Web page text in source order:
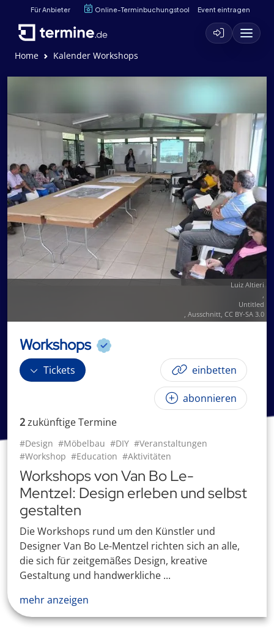
Für Anbieter Online-Terminbuchungstool Event eintragen
Home Kalender Workshops
Luiz Altieri
,
Untitled
, Ausschnitt, CC BY-SA 3.0
Workshops
Tickets einbetten
abonnieren
2zukünftigeTermine
#Design #Möbelbau #DIY #Veranstaltungen
#Workshop #Education #Aktivitäten
Workshops von Van Bo Le-
Mentzel: Design erleben und selbst
gestalten
Die Workshops rund um den Künstler und
Designer Van Bo Le-Mentzel richten sich an alle,
die sich für zeitgemäßes Design, kreative
Gestaltung und handwerkliche ...
mehr anzeigen